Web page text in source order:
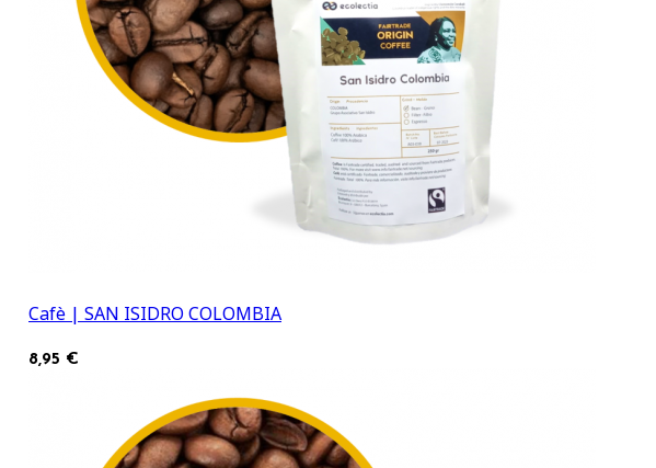
Cafè | SAN ISIDRO COLOMBIA
8,95 €